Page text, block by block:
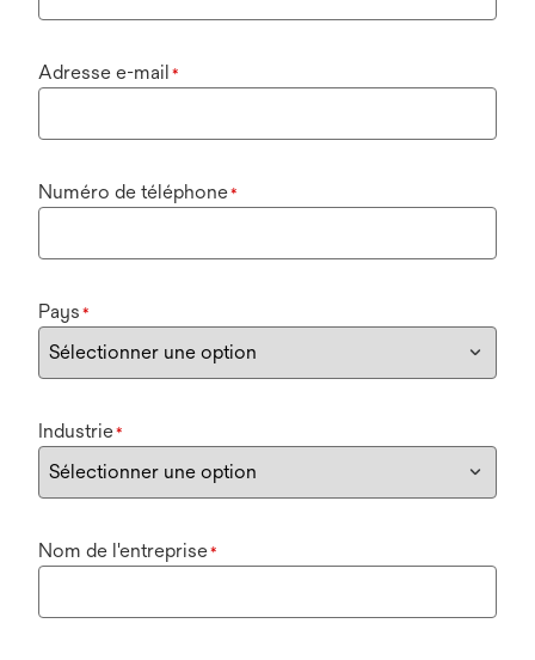
Adresse e-mail *
Numéro de téléphone*
Pays *
Industrie*
Nom de l'entreprise*